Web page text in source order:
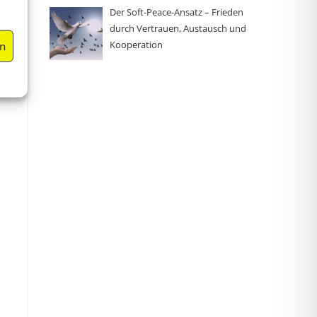
Der Soft-Peace-Ansatz – Frieden
durch Vertrauen, Austausch und
Kooperation